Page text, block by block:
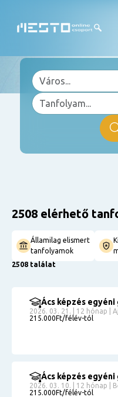
2508 elérhető
Államilag elismert
tanfolyamok
2508 találat
Ács képzés egyéni
2026. 03. 21. | 12 hónap |
215.000Ft/félév-tól
Ács képzés egyéni
2026. 03. 10. | 12 hónap |
215.000Ft/félév-tól